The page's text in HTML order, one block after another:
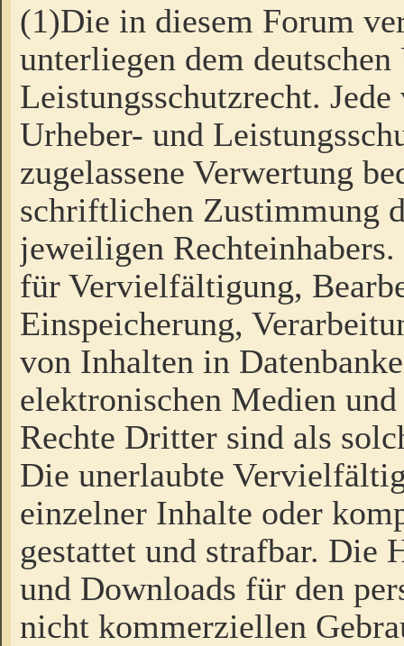
(1)Die in diesem Forum
unterliegen dem
Leistungsschutzrecht.
Urheber- und
zugelassene Verwertung
schriftlichen Zustimmung
jeweiligen
für Vervielfältigung,
Einspeicherung,
von Inhalten in
elektronischen Medien
Rechte Dritter sind als
Die unerlaubte
einzelner Inhalte oder
gestattet und strafbar. Die
und Downloads für den
nicht kommerziellen